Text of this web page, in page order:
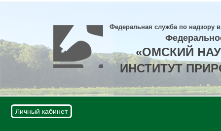
Федеральная служба по надзору
«ОМСКИЙ
ИНСТИТУТ
Личный кабинет